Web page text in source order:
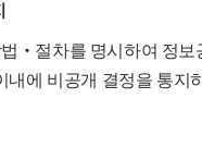
‧절차를 명시하여 정보
내에 비공개 결정을 통지